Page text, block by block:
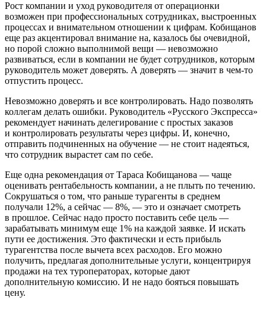
Рост компании и уход руководителя от операционки
возможен при профессиональных сотрудниках, выстроенных
процессах и внимательном отношении к цифрам. Кобищанов
еще раз акцентировал внимание на, казалось бы очевидной,
но порой сложно выполнимой вещи — невозможно
развиваться, если в компании не будет сотрудников, которым
руководитель может доверять. А доверять — значит в чем-то
отпустить процесс.
Невозможно доверять и все контролировать. Надо позволять
коллегам делать ошибки. Руководитель «Русского Экспресса»
рекомендует начинать делегирование с простых заказов
и контролировать результаты через цифры. И, конечно,
отправить подчиненных на обучение — не стоит надеяться,
что сотрудник вырастет сам по себе.
Еще одна рекомендация от Тараса Кобищанова — чаще
оценивать рентабельность компании, а не плыть по течению.
Сокрушаться о том, что раньше турагенты в среднем
получали 12%, а сейчас — 8%, — это и означает смотреть
в прошлое. Сейчас надо просто поставить себе цель —
зарабатывать минимум еще 1% на каждой заявке. И искать
пути ее достижения. Это фактически и есть прибыль
турагентства после вычета всех расходов. Его можно
получить, предлагая дополнительные услуги, концентрируя
продажи на тех туроператорах, которые дают
дополнительную комиссию. И не надо бояться повышать
цену.